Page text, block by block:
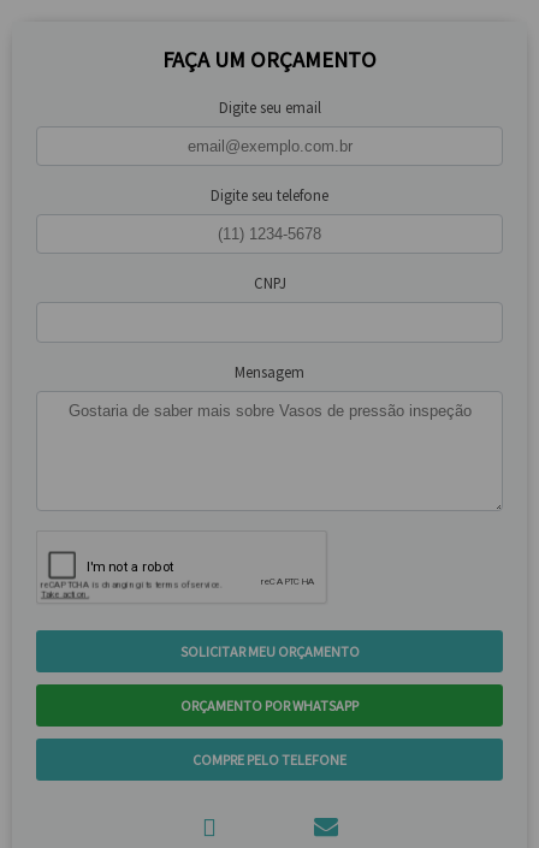
FAÇA UM ORÇAMENTO
Digite seu email
Digite seu telefone
CNPJ
Mensagem
SOLICITAR MEU ORÇAMENTO
ORÇAMENTO POR WHATSAPP
COMPRE PELO TELEFONE